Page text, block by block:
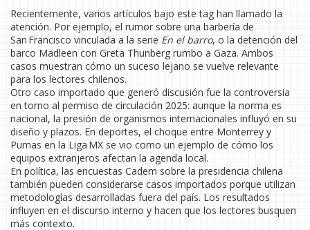
Recientemente, varios artículos bajo este tag han llamado la
atención. Por ejemplo, el rumor sobre una barbería de
San Francisco vinculada a la serie En el barro, o la detención del
barco Madleen con Greta Thunberg rumbo a Gaza. Ambos
casos muestran cómo un suceso lejano se vuelve relevante
para los lectores chilenos.
Otro caso importado que generó discusión fue la controversia
en torno al permiso de circulación 2025: aunque la norma es
nacional, la presión de organismos internacionales influyó en su
diseño y plazos. En deportes, el choque entre Monterrey y
Pumas en la Liga MX se vio como un ejemplo de cómo los
equipos extranjeros afectan la agenda local.
En política, las encuestas Cadem sobre la presidencia chilena
también pueden considerarse casos importados porque utilizan
metodologías desarrolladas fuera del país. Los resultados
influyen en el discurso interno y hacen que los lectores busquen
más contexto.